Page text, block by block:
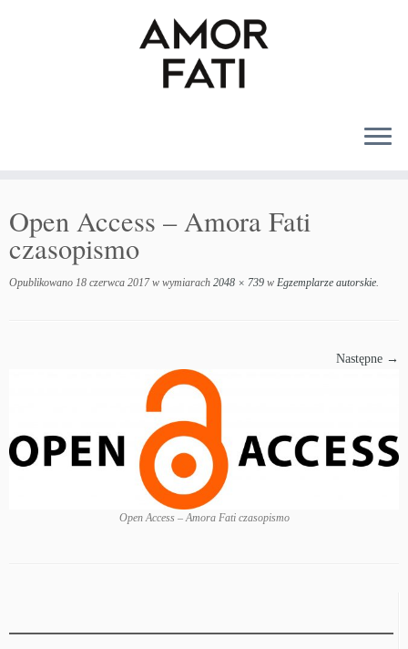
Open Access – Amora Fati
czasopismo
Opublikowano 18 czerwca 2017w wymiarach 2048 × 739 w Egzemplarze autorskie.
Następne →
Open Access – Amora Fati czasopismo